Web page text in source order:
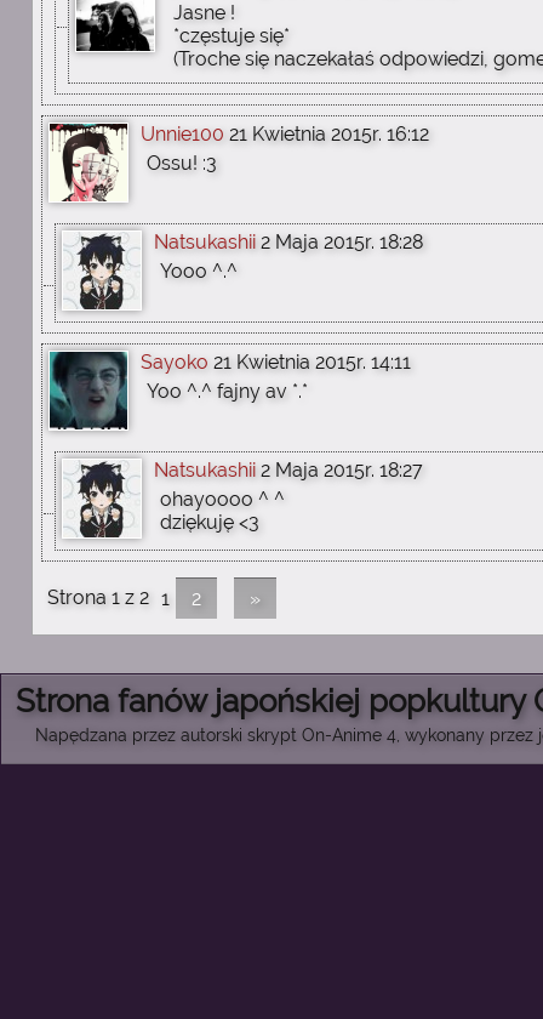
Jasne !
*częstuje się*
(Troche się naczekałaś odpowiedzi,
Unnie100 21 Kwietnia 2015r. 16:12
Ossu! :3
Natsukashii 2 Maja 2015r. 18:28
Yooo ^.^
Sayoko 21 Kwietnia 2015r. 14:11
Yoo ^.^ fajny av *.*
Natsukashii 2 Maja 2015r. 18:27
ohayoooo ^ ^
dziękuję <3
Strona 1 z 2 1 2 »
Strona fanów japońskiej popkultury
Napędzana przez autorski skrypt On-Anime 4, wykonany przez